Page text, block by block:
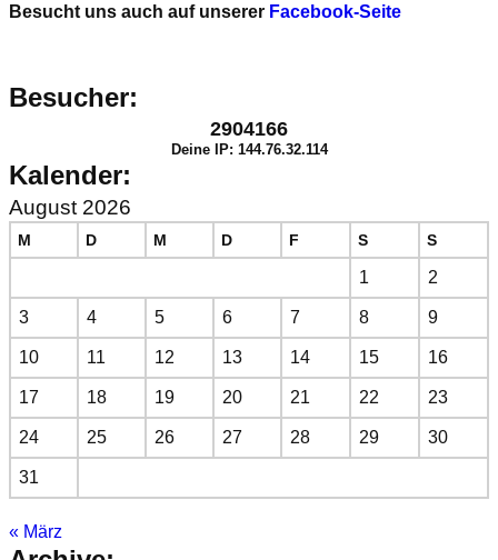
Besucht uns auch auf unserer Facebook-Seite
Besucher:
2904166
Deine IP: 144.76.32.114
Kalender:
August 2026
M D M D F S S
1 2
3 4 5 6 7 8 9
10 11 12 13 14 15 16
17 18 19 20 21 22 23
24 25 26 27 28 29 30
31
« März